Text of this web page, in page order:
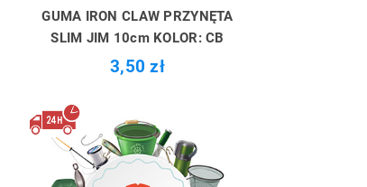
GUMA IRON CLAW PRZYNĘTA
SLIM JIM 10cm KOLOR: CB
3,50 zł